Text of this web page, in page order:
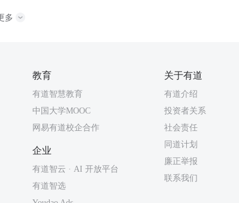
多
教育
有道智慧教育
中国大学MOOC
网易有道校企合作
关于有道
有道介绍
投资者关系
社会责任
同道计划
廉正举报
联系我们
企业
有道智云 · AI 开放平台
有道智选